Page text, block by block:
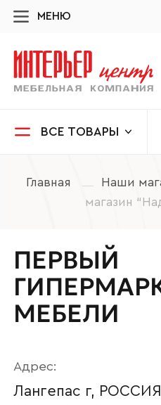
МЕНЮ
ВСЕ ТОВАРЫ
Главная Наши
магазин
ПЕРВЫЙ
МЕБЕЛИ
Адрес:
Лангепас г,